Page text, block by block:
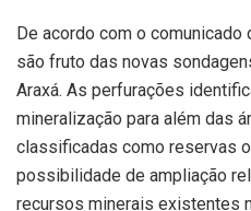
De acordo com o
são fruto das novas
Araxá. As perfurações
mineralização para além das
classificadas como reservas
possibilidade de ampliação
recursos minerais existentes